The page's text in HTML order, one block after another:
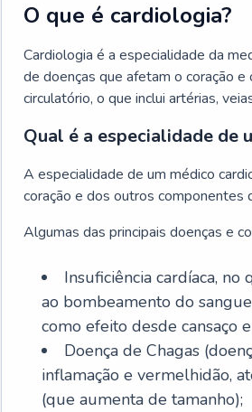
O que é cardiologia?
Cardiologia é a especialidade da
de doenças que afetam o coração
circulatório, o que inclui artérias,
Qual é a especialidade de
A especialidade de um médico
coração e dos outros componentes
Algumas das principais doenças e
Insuficiência cardíaca,
ao bombeamento do
como efeito desde cansaço
Doença de Chagas
inflamação e vermelhidão,
(que aumenta de tamanho);